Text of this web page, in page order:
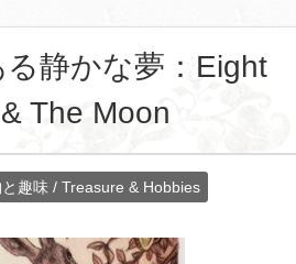
静かな夢：Eight
The Moon
趣味 / Treasure & Hobbies